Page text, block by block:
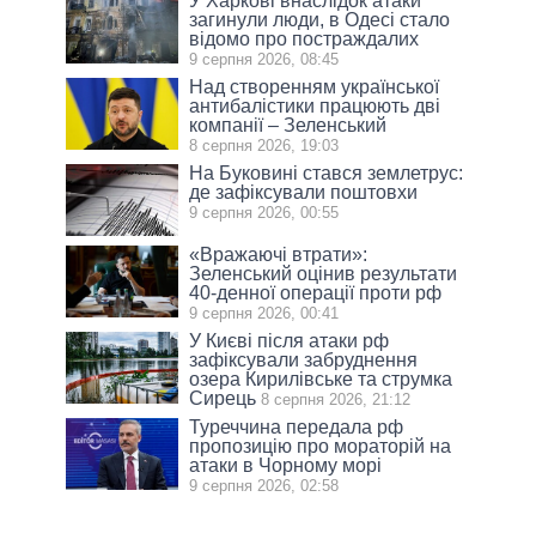
загинули люди, в Одесі стало
відомо про постраждалих
9 серпня 2026, 08:45
Над створенням української
антибалістики працюють дві
компанії – Зеленський
8 серпня 2026, 19:03
На Буковині стався землетрус:
де зафіксували поштовхи
9 серпня 2026, 00:55
«Вражаючі втрати»:
Зеленський оцінив результати
40-денної операції проти рф
9 серпня 2026, 00:41
У Києві після атаки рф
зафіксували забруднення
озера Кирилівське та струмка
Сирець 8 серпня 2026, 21:12
Туреччина передала рф
пропозицію про мораторій на
атаки в Чорному морі
9 серпня 2026, 02:58